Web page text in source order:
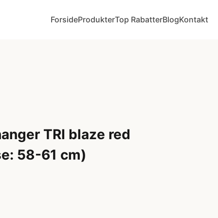
ForsideProdukterTop RabatterBlogKontakt
TRI blaze red
58-61 cm)